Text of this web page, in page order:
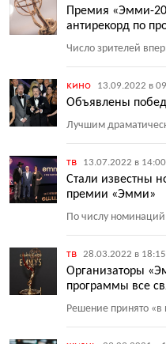
Премия «Эмми-
антирекорд по
Число зрителей
кино 13.09.2022 в
Объявлены
Лучшим
тв 13.07.2022 в 14:00
Стали известны
премии «Эмми»
По числу
тв 28.03.2022 в 18:15
Организаторы
программы все
Решение принято «в